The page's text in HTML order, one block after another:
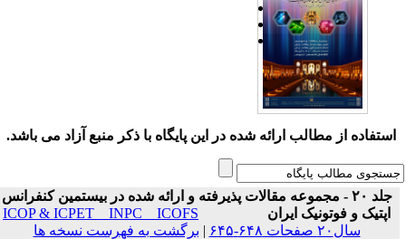
استفاده از مطالب ارائه شده در این پایگاه با ذکر منبع آزاد می باشد.
جلد ۲۰ - مجموعه مقالات پذیرفته و ارائه شده در بیستمین کنفرانس
اپتیک و فوتونیک ایران
ICOP & ICPET _ INPC _ ICOFS
سال۲۰ صفحات ۶۴۸-۶۴۵
| برگشت به فهرست نسخه ها